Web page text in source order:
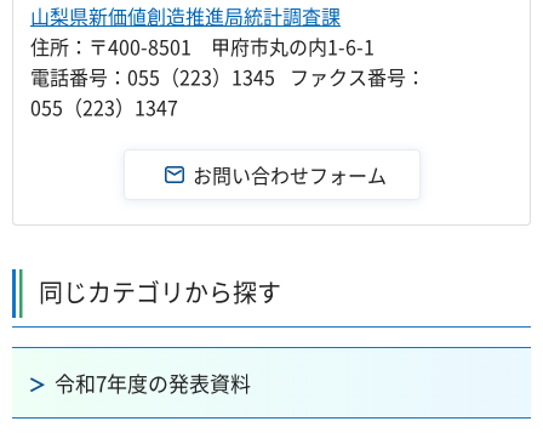
山梨県新価値創造推進局統計調査課
住所：〒400-8501 甲府市丸の内1-6-1
電話番号：055（223）1345 ファクス番号：
055（223）1347
同じカテゴリから探す
令和7年度の発表資料